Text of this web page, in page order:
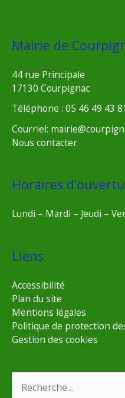
Mairie de
44 rue Principale
17130 Courpignac
Téléphone : 05 46 49 43 81
Courriel:
Nous contacter
Horaires
Lundi – Mardi – Jeudi –
Liens
Accessibilité
Plan du site
Mentions légales
Politique de protection
Gestion des cookies